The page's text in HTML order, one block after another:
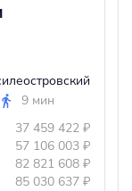
9 мин
37 459 422 ₽
57 106 003 ₽
82 821 608 ₽
85 030 637 ₽